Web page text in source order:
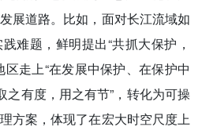
展道路。比如，面对长江流域如
难题，鲜明提出“共抓大保护，
走上“在发展中保护、在保护中
之有度，用之有节”，转化为可操
方案，体现了在宏大时空尺度上